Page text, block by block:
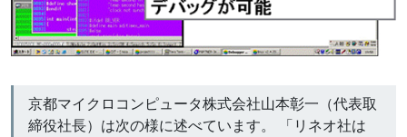
京都マイクロコンピュータ株式会社山本彰一（代表取
締役社長）は次の様に述べています。 「リネオ社は